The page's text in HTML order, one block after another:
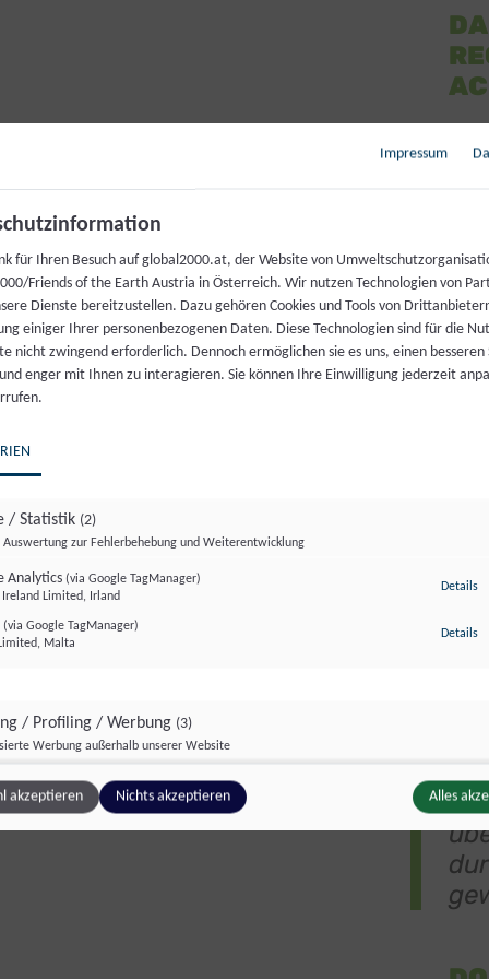
Lernorte zu schaffen, wo sich
mit Themen wie ökologisches Garteln,
nachhaltigen Konsum und Müllvermeidung
diesjährigerRaupentagsein. „Die Kinder
heraus. Und wenn sie dann die bunten, kleinen
sogar in der Hand halten dürfen, werden sie ganz
erzählt Linhard von seinen Erfahrungen der
Impressum
für Ihren Besuch auf global2000.at, der Website von
Friends of the Earth Austria in Österreich. Wir nutzen Technologien von
Dienste bereitzustellen. Dazu gehören Cookies und Tools von
einiger Ihrer personenbezogenen Daten. Diese Technologien sind für die
nicht zwingend erforderlich. Dennoch ermöglichen sie es uns, einen besseren
enger mit Ihnen zu interagieren. Sie können Ihre Einwilligung jederzeit
/ Statistik (2)
Auswertung zur Fehlerbehebung und Weiterentwicklung
Analytics (via Google TagManager)
Ireland Limited, Irland
Details
(via Google TagManager)
Malta
Details
/ Profiling / Werbung (3)
Werbung außerhalb unserer Website
(via Google TagManager)
Ireland Ltd., Irland
Details
GTag(via Google TagManager)
Details
akzeptieren Nichts akzeptieren Alles